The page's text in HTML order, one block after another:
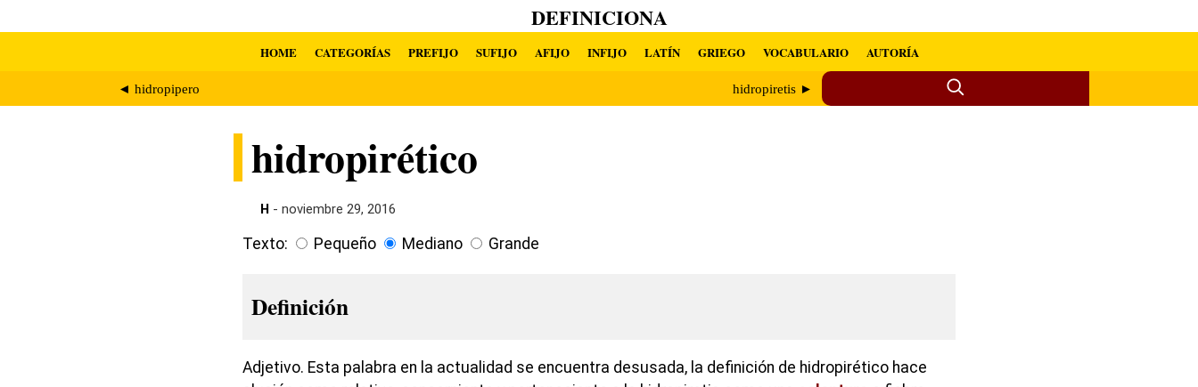
DEFINICIONA
HOME CATEGORÍAS PREFIJO SUFIJO AFIJO INFIJO LATÍN GRIEGO VOCABULARIO AUTORÍA
◄ hidropipero hidropiretis ►
hidropirético
H - noviembre 29, 2016
Texto: Pequeño Mediano Grande
Definición
Adjetivo. Esta palabra en la actualidad se encuentra desusada, la definición de hidropirético hace